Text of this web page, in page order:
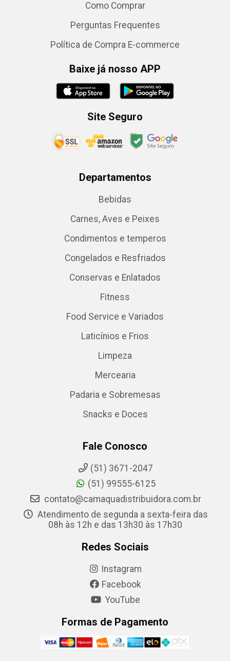
Como Comprar
Perguntas Frequentes
Política de Compra E-commerce
Baixe já nosso APP
Site Seguro
Departamentos
Bebidas
Carnes, Aves e Peixes
Condimentos e temperos
Congelados e Resfriados
Conservas e Enlatados
Fitness
Food Service e Variados
Laticínios e Frios
Limpeza
Mercearia
Padaria e Sobremesas
Snacks e Doces
Fale Conosco
(51) 3671-2047
(51) 99555-6125
contato@camaquadistribuidora.com.br
Atendimento de segunda a sexta-feira das
08h às 12h e das 13h30 às 17h30
Redes Sociais
Instagram
Facebook
YouTube
Formas de Pagamento